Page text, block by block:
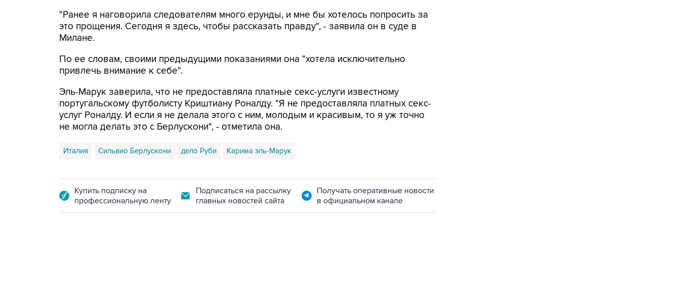
"Ранее я наговорила следователям много ерунды, и мне бы хотелось попросить за
это прощения. Сегодня я здесь, чтобы рассказать правду", - заявила он в суде в
Милане.
По ее словам, своими предыдущими показаниями она "хотела исключительно
привлечь внимание к себе".
Эль-Марук заверила, что не предоставляла платные секс-услуги известному
португальскому футболисту Криштиану Роналду. "Я не предоставляла платных секс-
услуг Роналду. И если я не делала этого с ним, молодым и красивым, то я уж точно
не могла делать это с Берлускони", - отметила она.
Италия Сильвио Берлускони дело Руби Карима эль-Марук
Купить подписку на
профессиональную ленту
Подписаться на рассылку
главных новостей сайта
Получать оперативные новости
в официальном канале